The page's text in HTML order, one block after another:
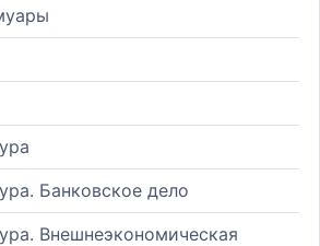
Банковское дело
Внешнеэкономическая